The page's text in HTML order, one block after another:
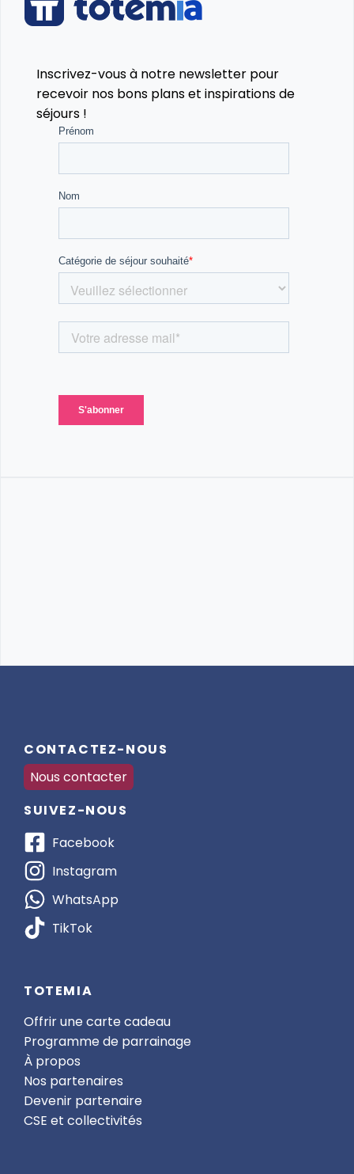
Inscrivez-vous à notre newsletter pour
recevoir nos bons plans et inspirations de
séjours !
CONTACTEZ-NOUS
Nous contacter
SUIVEZ-NOUS
Facebook
Instagram
WhatsApp
TikTok
TOTEMIA
Offrir une carte cadeau
Programme de parrainage
À propos
Nos partenaires
Devenir partenaire
CSE et collectivités